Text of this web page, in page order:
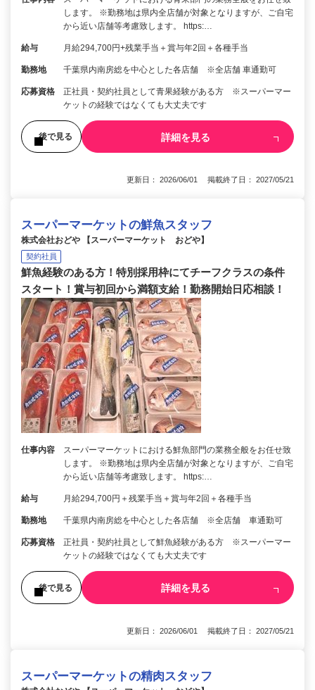
します。 ※勤務地は県内全店舗が対象となりますが、ご自宅
から近い店舗等考慮致します。 https:…
給与 月給294,700円+残業手当＋賞与年2回＋各種手当
勤務地 千葉県内南房総を中心とした各店舗 ※全店舗 車通勤可
応募資格
正社員・契約社員として青果経験がある方 ※スーパーマー
ケットの経験ではなくても大丈夫です
後で見る 詳細を見る
更新日： 2026/06/01 掲載終了日： 2027/05/21
スーパーマーケットの鮮魚スタッフ
株式会社おどや 【スーパーマーケット おどや】
契約社員
鮮魚経験のある方！特別採用枠にてチーフクラスの条件
スタート！賞与初回から満額支給！勤務開始日応相談！
仕事内容
スーパーマーケットにおける鮮魚部門の業務全般をお任せ致
します。 ※勤務地は県内全店舗が対象となりますが、ご自宅
から近い店舗等考慮致します。 https:…
給与 月給294,700円＋残業手当＋賞与年2回＋各種手当
勤務地 千葉県内南房総を中心とした各店舗 ※全店舗 車通勤可
応募資格
正社員・契約社員として鮮魚経験がある方 ※スーパーマー
ケットの経験ではなくても大丈夫です
後で見る 詳細を見る
更新日： 2026/06/01 掲載終了日： 2027/05/21
スーパーマーケットの精肉スタッフ